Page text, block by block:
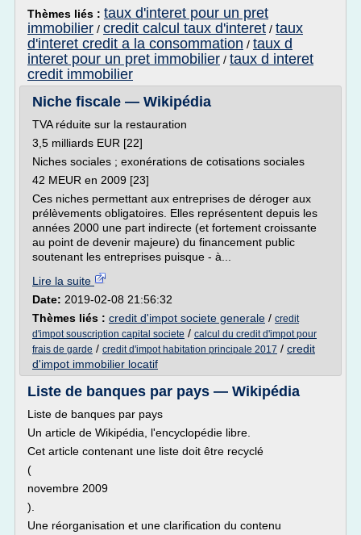
Thèmes liés : taux d'interet pour un pret
immobilier / credit calcul taux d'interet / taux
d'interet credit a la consommation / taux d
interet pour un pret immobilier / taux d interet
credit immobilier
Niche fiscale — Wikipédia
TVA réduite sur la restauration
3,5 milliards EUR [22]
Niches sociales ; exonérations de cotisations sociales
42 MEUR en 2009 [23]
Ces niches permettant aux entreprises de déroger aux
prélèvements obligatoires. Elles représentent depuis les
années 2000 une part indirecte (et fortement croissante
au point de devenir majeure) du financement public
soutenant les entreprises puisque - à...
Lire la suite
Date: 2019-02-08 21:56:32
Thèmes liés : credit d'impot societe generale / credit
d'impot souscription capital societe / calcul du credit d'impot pour
frais de garde / credit d'impot habitation principale 2017 / credit
d'impot immobilier locatif
Liste de banques par pays — Wikipédia
Liste de banques par pays
Un article de Wikipédia, l'encyclopédie libre.
Cet article contenant une liste doit être recyclé
(
novembre 2009
).
Une réorganisation et une clarification du contenu